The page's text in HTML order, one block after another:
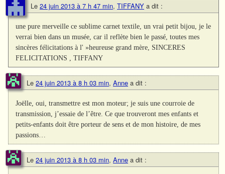
Le 24 juin 2013 à 7 h 47 min, TIFFANY a dit :
une pure merveille ce sublime carnet textile, un vrai petit bijou, je le
verrai bien dans un musée, car il reflète bien le passé, toutes mes
sincères félicitations à l' »heureuse grand mère, SINCERES
FELICITATIONS , TIFFANY
Le 24 juin 2013 à 8 h 03 min, Anne a dit :
Joëlle, oui, transmettre est mon moteur; je suis une courroie de
transmission, j’essaie de l’être. Ce que trouveront mes enfants et
petits-enfants doit être porteur de sens et de mon histoire, de mes
passions…
Le 24 juin 2013 à 8 h 03 min, Anne a dit :